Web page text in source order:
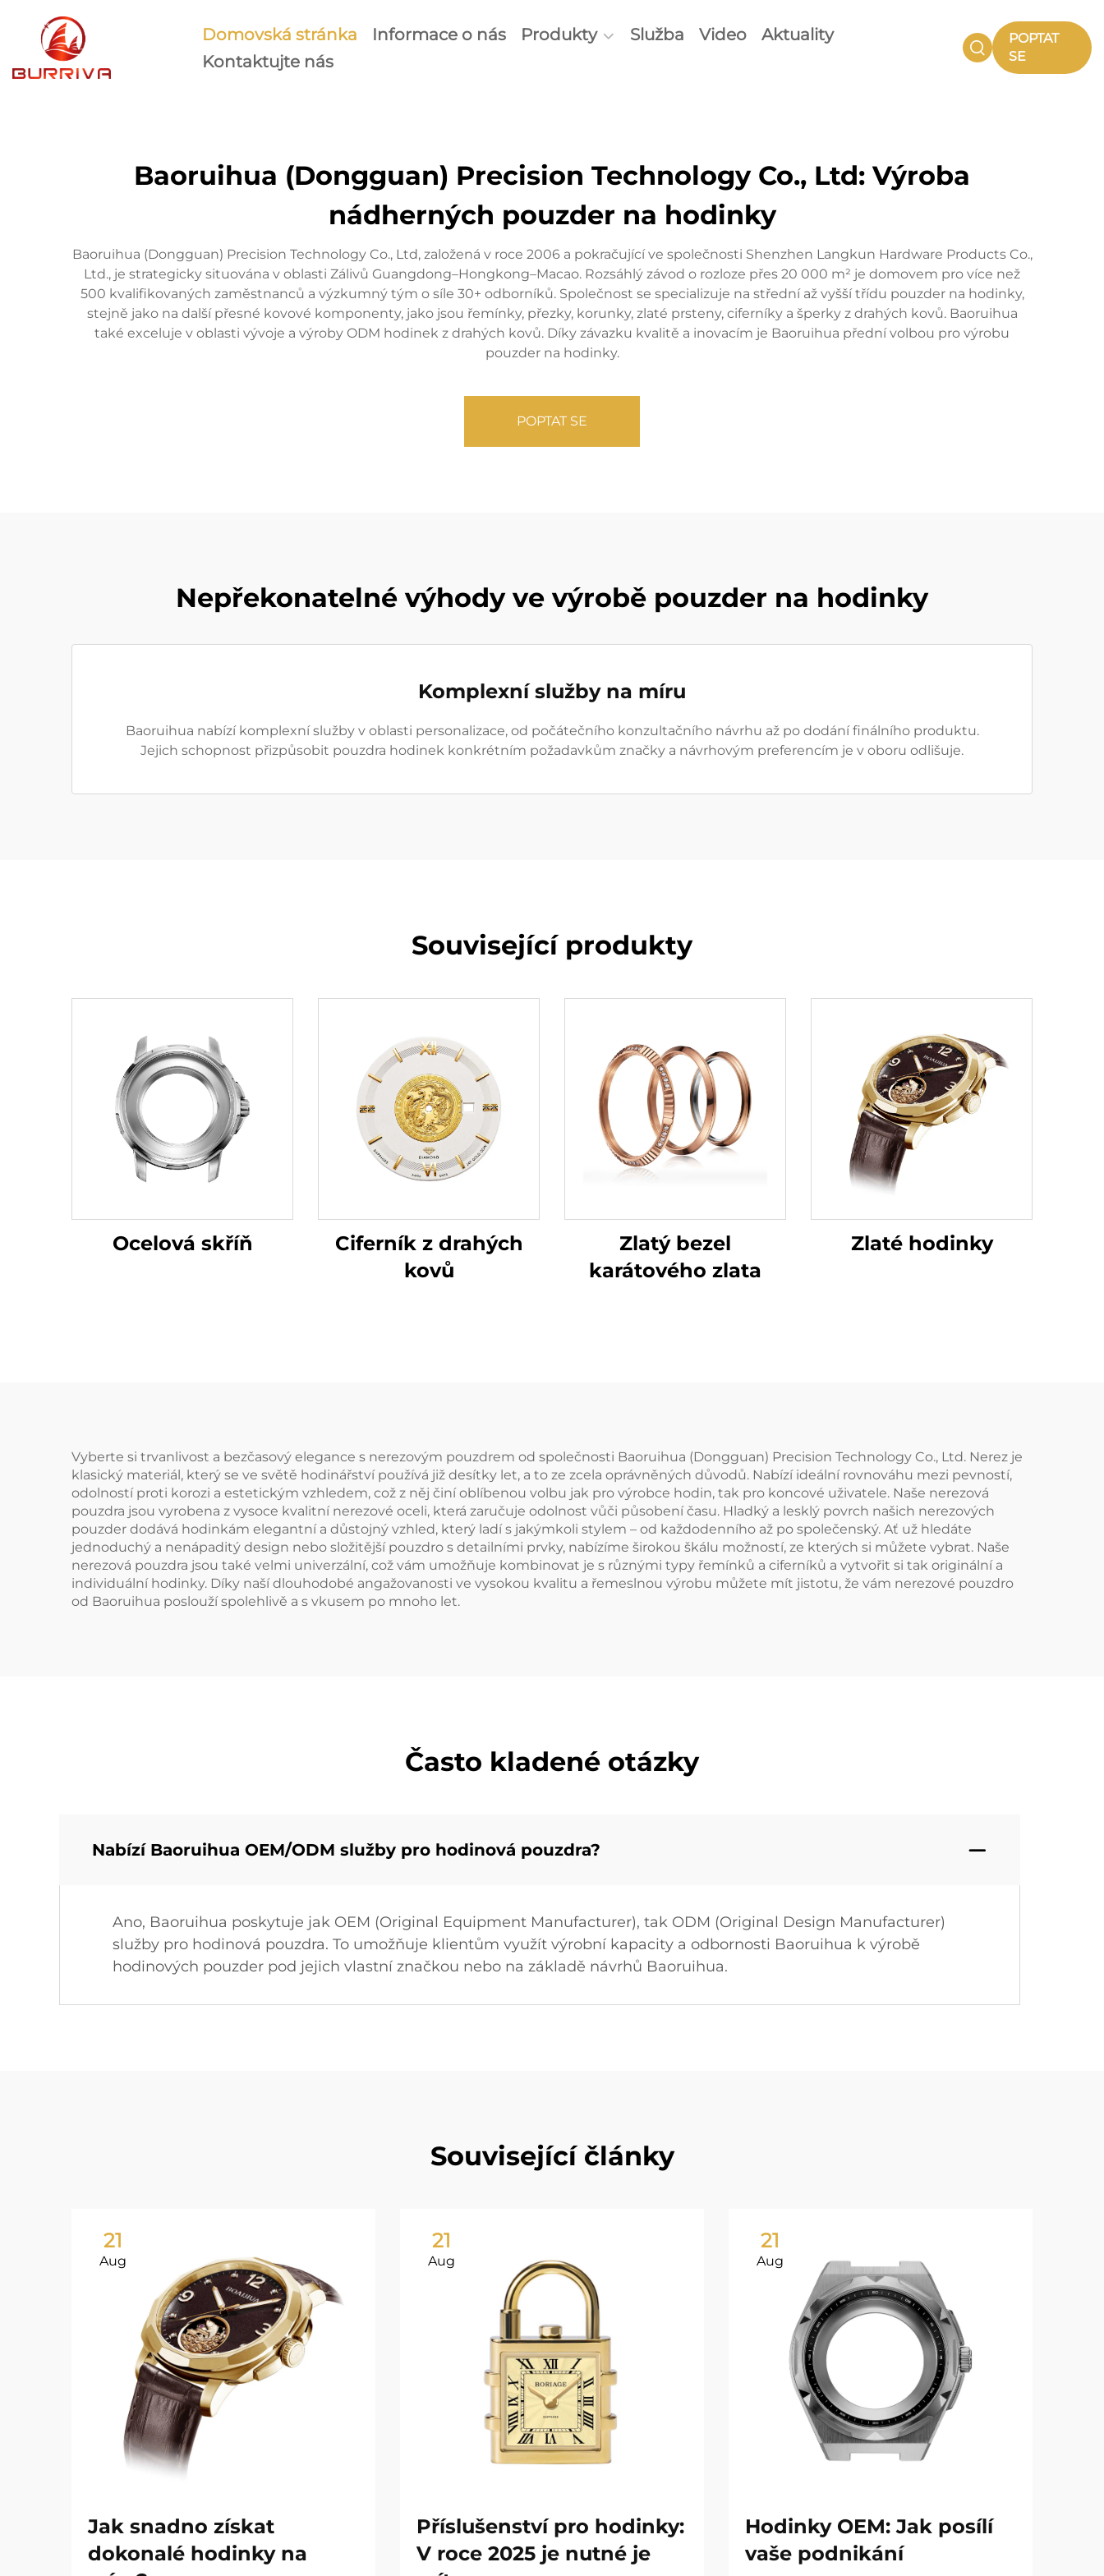
Domovská stránka Informace o nás Produkty Služba Video
Aktuality
Kontaktujte nás
POPTAT
SE
Baoruihua (Dongguan) Precision Technology Co., Ltd: Výroba
nádherných pouzder na hodinky
Baoruihua (Dongguan) Precision Technology Co., Ltd, založená v roce 2006 a pokračující ve společnosti Shenzhen Langkun Hardware Products Co.,
Ltd., je strategicky situována v oblasti Zálivů Guangdong–Hongkong–Macao. Rozsáhlý závod o rozloze přes 20 000 m² je domovem pro více než
500 kvalifikovaných zaměstnanců a výzkumný tým o síle 30+ odborníků. Společnost se specializuje na střední až vyšší třídu pouzder na hodinky,
stejně jako na další přesné kovové komponenty, jako jsou řemínky, přezky, korunky, zlaté prsteny, ciferníky a šperky z drahých kovů. Baoruihua
také exceluje v oblasti vývoje a výroby ODM hodinek z drahých kovů. Díky závazku kvalitě a inovacím je Baoruihua přední volbou pro výrobu
pouzder na hodinky.
POPTAT SE
Nepřekonatelné výhody ve výrobě pouzder na hodinky
Komplexní služby na míru
Baoruihua nabízí komplexní služby v oblasti personalizace, od počátečního konzultačního návrhu až po dodání finálního produktu.
Jejich schopnost přizpůsobit pouzdra hodinek konkrétním požadavkům značky a návrhovým preferencím je v oboru odlišuje.
Související produkty
Ocelová skříň
Ciferník z drahých
kovů
Zlatý bezel
karátového zlata
Zlaté hodinky
Vyberte si trvanlivost a bezčasový elegance s nerezovým pouzdrem od společnosti Baoruihua (Dongguan) Precision Technology Co., Ltd. Nerez je
klasický materiál, který se ve světě hodinářství používá již desítky let, a to ze zcela oprávněných důvodů. Nabízí ideální rovnováhu mezi pevností,
odolností proti korozi a estetickým vzhledem, což z něj činí oblíbenou volbu jak pro výrobce hodin, tak pro koncové uživatele. Naše nerezová
pouzdra jsou vyrobena z vysoce kvalitní nerezové oceli, která zaručuje odolnost vůči působení času. Hladký a lesklý povrch našich nerezových
pouzder dodává hodinkám elegantní a důstojný vzhled, který ladí s jakýmkoli stylem – od každodenního až po společenský. Ať už hledáte
jednoduchý a nenápaditý design nebo složitější pouzdro s detailními prvky, nabízíme širokou škálu možností, ze kterých si můžete vybrat. Naše
nerezová pouzdra jsou také velmi univerzální, což vám umožňuje kombinovat je s různými typy řemínků a ciferníků a vytvořit si tak originální a
individuální hodinky. Díky naší dlouhodobé angažovanosti ve vysokou kvalitu a řemeslnou výrobu můžete mít jistotu, že vám nerezové pouzdro
od Baoruihua poslouží spolehlivě a s vkusem po mnoho let.
Často kladené otázky
Nabízí Baoruihua OEM/ODM služby pro hodinová pouzdra?
Ano, Baoruihua poskytuje jak OEM (Original Equipment Manufacturer), tak ODM (Original Design Manufacturer)
služby pro hodinová pouzdra. To umožňuje klientům využít výrobní kapacity a odbornosti Baoruihua k výrobě
hodinových pouzder pod jejich vlastní značkou nebo na základě návrhů Baoruihua.
Související články
21
Aug
Jak snadno získat
dokonalé hodinky na
21
Aug
Příslušenství pro hodinky:
V roce 2025 je nutné je
21
Aug
Hodinky OEM: Jak posílí
vaše podnikání